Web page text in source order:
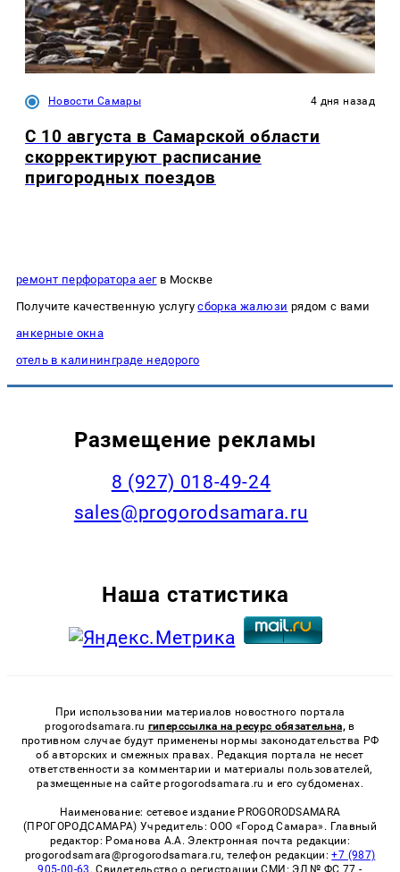
Новости Самары 4 дня назад
С 10 августа в Самарской области
скорректируют расписание
пригородных поездов
ремонт перфоратора аегв Москве
Получите качественную услугусборка жалюзи рядом с вами
анкерные окна
отель в калининграде недорого
Размещение рекламы
8 (927) 018-49-24
sales@progorodsamara.ru
Наша статистика
При использовании материалов новостного портала
progorodsamara.ru гиперссылка на ресурс обязательна, в
противном случае будут применены нормы законодательства РФ
об авторских и смежных правах. Редакция портала не несет
ответственности за комментарии и материалы пользователей,
размещенные на сайте progorodsamara.ru и его субдоменах.
Наименование: сетевое издание PROGORODSAMARA
(ПРОГОРОДСАМАРА) Учредитель: ООО «Город Самара». Главный
редактор: Романова А.А. Электронная почта редакции:
progorodsamara@progorodsamara.ru, телефон редакции:+7 (987)
905-00-63 . Свидетельство о регистрации СМИ: ЭЛ № ФС 77 -